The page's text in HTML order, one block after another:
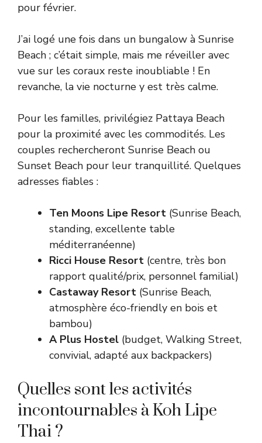
pour février.
J’ai logé une fois dans un bungalow à Sunrise
Beach ; c’était simple, mais me réveiller avec
vue sur les coraux reste inoubliable ! En
revanche, la vie nocturne y est très calme.
Pour les familles, privilégiez Pattaya Beach
pour la proximité avec les commodités. Les
couples rechercheront Sunrise Beach ou
Sunset Beach pour leur tranquillité. Quelques
adresses fiables :
Ten Moons Lipe Resort (Sunrise Beach,
standing, excellente table
méditerranéenne)
Ricci House Resort (centre, très bon
rapport qualité/prix, personnel familial)
Castaway Resort (Sunrise Beach,
atmosphère éco-friendly en bois et
bambou)
A Plus Hostel (budget, Walking Street,
convivial, adapté aux backpackers)
Quelles sont les activités
incontournables à Koh Lipe
Thai ?